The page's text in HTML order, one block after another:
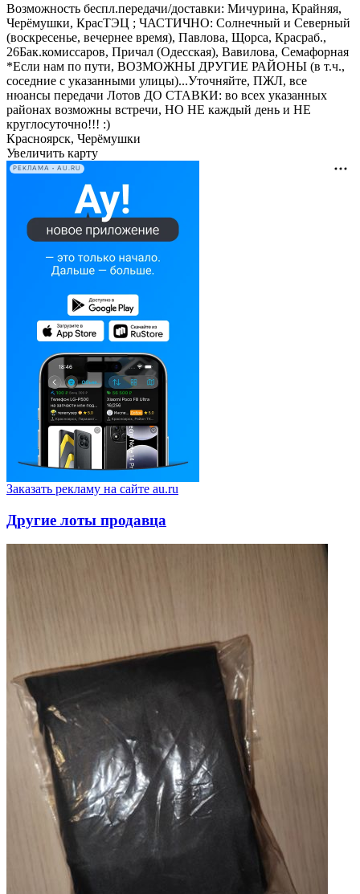
Возможность беспл.передачи/доставки: Мичурина, Крайняя,
Черёмушки, КрасТЭЦ ; ЧАСТИЧНО: Солнечный и Северный
(воскресенье, вечернее время), Павлова, Щорса, Красраб.,
26Бак.комиссаров, Причал (Одесская), Вавилова, Семафорная
*Если нам по пути, ВОЗМОЖНЫ ДРУГИЕ РАЙОНЫ (в т.ч.,
соседние с указанными улицы)...Уточняйте, ПЖЛ, все
нюансы передачи Лотов ДО СТАВКИ: во всех указанных
районах возможны встречи, НО НЕ каждый день и НЕ
круглосуточно!!! :)
Красноярск, Черёмушки
Увеличить карту
РЕКЛАМА • AU.RU
Заказать рекламу на сайте au.ru
Другие лоты продавца